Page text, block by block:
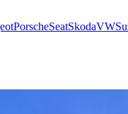
PorscheSeatSkodaVW